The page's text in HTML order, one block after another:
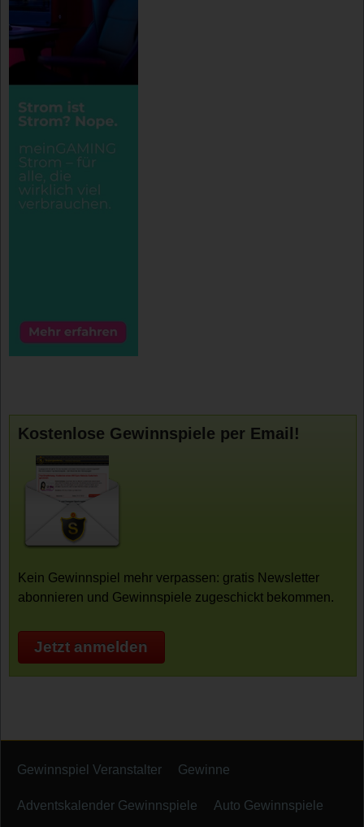
Kostenlose Gewinnspiele per Email!
Kein Gewinnspiel mehr verpassen: gratis Newsletter
abonnieren und Gewinnspiele zugeschickt bekommen.
Jetzt anmelden
Gewinnspiel Veranstalter Gewinne
Adventskalender Gewinnspiele Auto Gewinnspiele